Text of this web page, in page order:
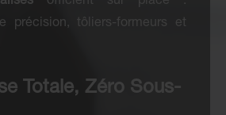
précision, tôliers-formeurs et
Totale, Zéro Sous-